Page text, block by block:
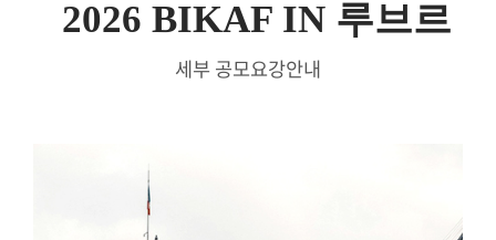
2026 BIKAF IN 루브르
세부 공모요강안내